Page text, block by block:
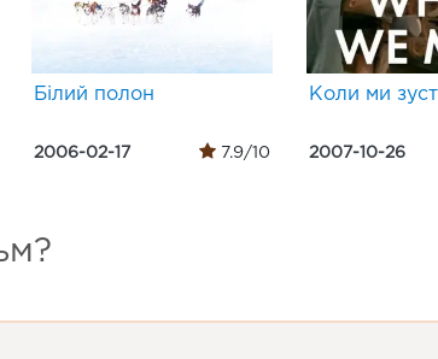
Білий полон
2006-02-17 7.9/10
Коли ми
2007-10-26